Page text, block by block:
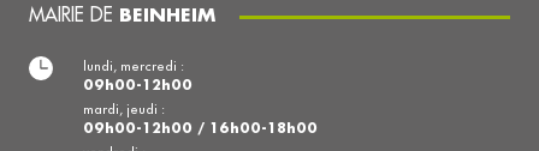
MAIRIE DE BEINHEIM
lundi, mercredi :
09h00-12h00
mardi, jeudi :
09h00-12h00 / 16h00-18h00